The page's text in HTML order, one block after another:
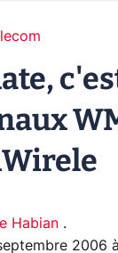
Habian .
2006